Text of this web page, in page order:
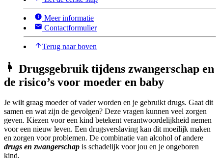
Meer informatie
Contactformulier
Terug naar boven
Drugsgebruik tijdens zwangerschap en
de risico’s voor moeder en baby
Je wilt graag moeder of vader worden en je gebruikt drugs. Gaat dit
samen en wat zijn de gevolgen? Deze vragen kunnen veel zorgen
geven. Kiezen voor een kind betekent verantwoordelijkheid nemen
voor een nieuw leven. Een drugsverslaving kan dit moeilijk maken
en zorgen voor problemen. De combinatie van alcohol of andere
drugs en zwangerschap is schadelijk voor jou en je ongeboren
kind.